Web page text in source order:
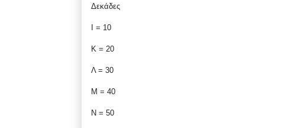
Δεκάδες
Ι = 10
Κ = 20
Λ = 30
Μ = 40
Ν = 50